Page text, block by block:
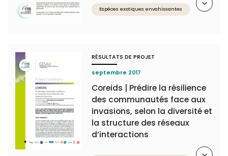
Espèces exotiques envahissantes
RÉSULTATS DE PROJET
septembre 2017
Coreids | Prédire la résilience
des communautés face aux
invasions, selon la diversité et
la structure des réseaux
d’interactions